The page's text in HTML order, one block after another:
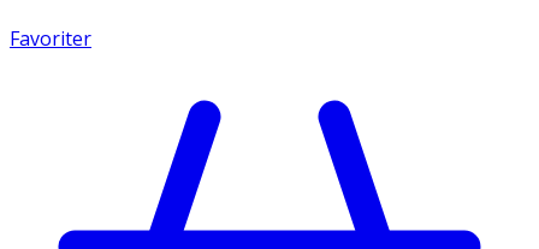
Favoriter